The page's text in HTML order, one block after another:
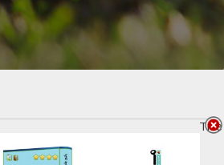
Title